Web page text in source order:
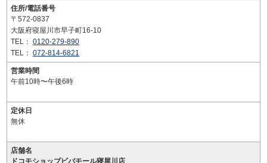
住所/電話番号
〒572-0837
大阪府寝屋川市早子町16-10
TEL： 0120-279-890
TEL： 072-814-6821
営業時間
午前10時〜午後6時
定休日
無休
店舗名
ドコモショップビバモール寝屋川店